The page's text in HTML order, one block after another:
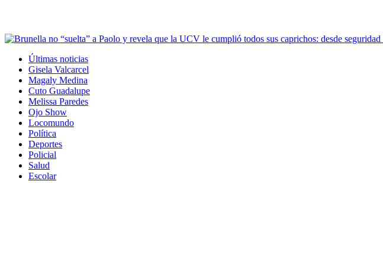
Últimas noticias
Gisela Valcarcel
Magaly Medina
Cuto Guadalupe
Melissa Paredes
Ojo Show
Locomundo
Política
Deportes
Policial
Salud
Escolar